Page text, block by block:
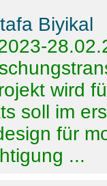
Biyikal
wird
soll im
für
...